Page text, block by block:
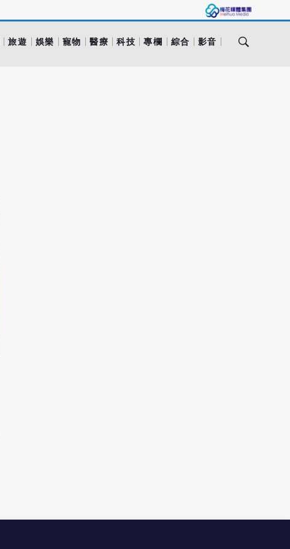
旅遊 娛樂 寵物 醫療 科技 專欄 綜合 影音